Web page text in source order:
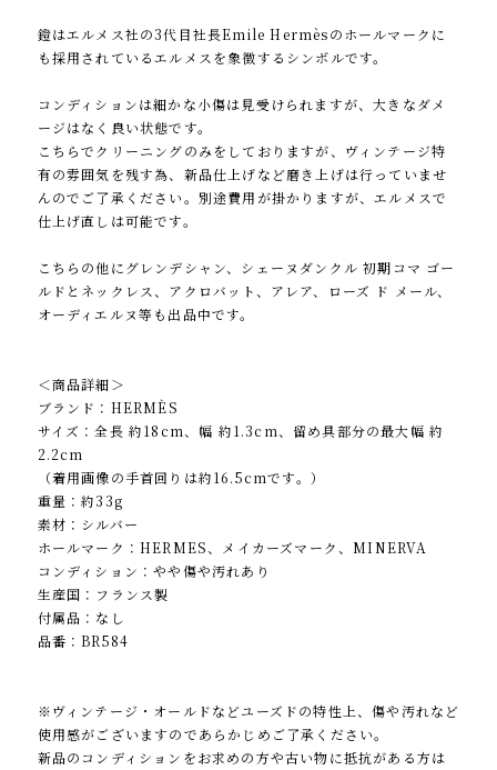
鐙はエルメス社の3代目社長Emile Hermèsのホールマークに
も採用されているエルメスを象徴するシンボルです。
コンディションは細かな小傷は見受けられますが、大きなダメ
ージはなく良い状態です。
こちらでクリーニングのみをしておりますが、ヴィンテージ特
有の雰囲気を残す為、新品仕上げなど磨き上げは行っていませ
んのでご了承ください。別途費用が掛かりますが、エルメスで
仕上げ直しは可能です。
こちらの他にグレンデシャン、シェーヌダンクル 初期コマ ゴー
ルドとネックレス、アクロバット、アレア、ローズ ド メール、
オーディエルヌ等も出品中です。
＜商品詳細＞
ブランド：HERMÈS
サイズ：全長 約18cm、幅 約1.3cm、留め具部分の最大幅 約
2.2cm
（着用画像の手首回りは約16.5cmです。）
重量：約33g
素材：シルバー
ホールマーク：HERMES、メイカーズマーク、MINERVA
コンディション：やや傷や汚れあり
生産国：フランス製
付属品：なし
品番：BR584
※ヴィンテージ・オールドなどユーズドの特性上、傷や汚れなど
使用感がございますのであらかじめご了承ください。
新品のコンディションをお求めの方や古い物に抵抗がある方は